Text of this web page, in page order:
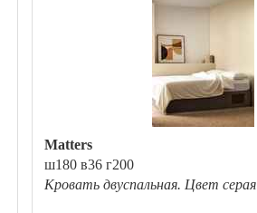
Matters
ш180 в36 г200
Кровать двуспальная. Цвет серая